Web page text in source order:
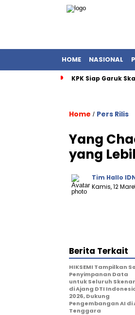
HOME NASIONAL
KPK Siap Garuk
Home / Pers Rilis
Yang
yang
Tim Hallo
Kamis, 12
Berita Terkait
HIKSEMI Tampilkan
Penyimpanan Data
untuk Seluruh
di Ajang DTI
2026, Dukung
Pengembangan AI di
Tenggara